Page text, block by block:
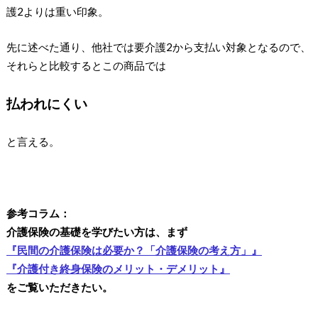
護2よりは重い印象。
先に述べた通り、他社では要介護2から支払い対象となるので、
それらと比較するとこの商品では
払われにくい
と言える。
参考コラム：
介護保険の基礎を学びたい方は、まず
『民間の介護保険は必要か？「介護保険の考え方」』
『介護付き終身保険のメリット・デメリット』
をご覧いただきたい。